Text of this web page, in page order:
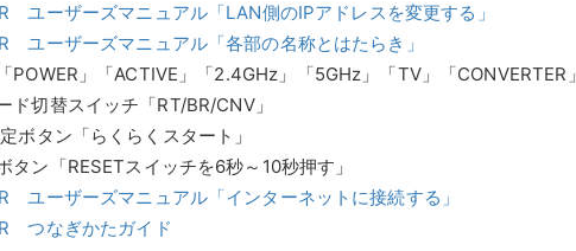
ユーザーズマニュアル「LAN側のIPアドレスを変更する」
ユーザーズマニュアル「各部の名称とはたらき」
POWER」「ACTIVE」「2.4GHz」「5GHz」「TV」「CONVERTER」
ド切替スイッチ「RT/BR/CNV」
ボタン「らくらくスタート」
タン「RESETスイッチを6秒～10秒押す」
ユーザーズマニュアル「インターネットに接続する」
つなぎかたガイド